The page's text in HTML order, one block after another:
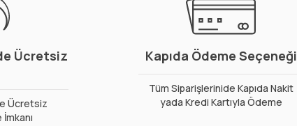
Ücretsiz
Ücretsiz
Kapıda Ödeme Seçeneği
Tüm Siparişlerinide Kapıda Nakit
yada Kredi Kartıyla Ödeme